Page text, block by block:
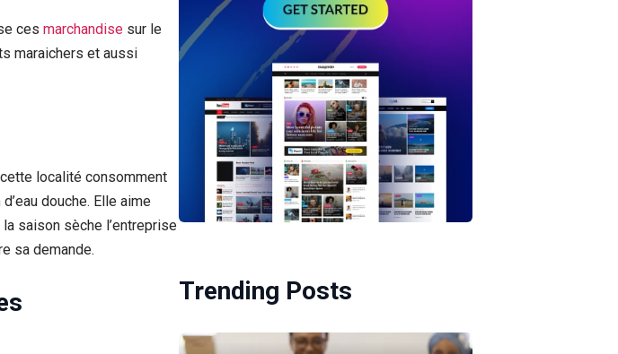
ces marchandise sur le
maraichers et aussi
localité consomment
douche. Elle aime
saison sèche l’entreprise
sa demande.
Trending Posts